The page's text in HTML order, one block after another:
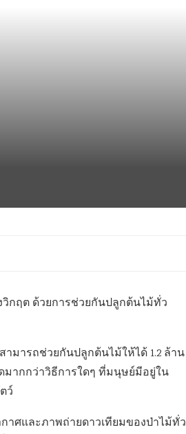
กฤต ด้วยการช่วยกันปลูกต้นไม้ทั่ว
มารถช่วยกันปลูกต้นไม้ให้ได้ 1.2 ล้าน
ากกว่าวิธีการใดๆ ที่มนุษย์มีอยู่ใน
ว์
าศและภาพถ่ายดาวเทียมของป่าไม้ทั่ว